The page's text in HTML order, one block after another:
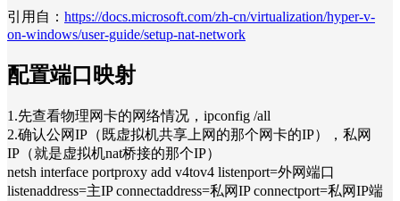
引用自： https://docs.microsoft.com/zh-cn/virtualization/hyper-v-
on-windows/user-guide/setup-nat-network
配置端口映射
1.先查看物理网卡的网络情况，ipconfig /all
2.确认公网IP（既虚拟机共享上网的那个网卡的IP），私网
IP（就是虚拟机nat桥接的那个IP）
netsh interface portproxy add v4tov4 listenport=外网端口
listenaddress=主IP connectaddress=私网IP connectport=私网IP端